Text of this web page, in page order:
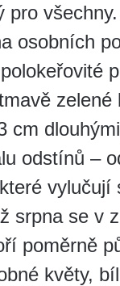
pro
osobních
cm
odstínů –
vylučují
srpna se v
poměrně
květy,